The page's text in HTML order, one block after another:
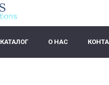
КАТАЛОГ О НАС